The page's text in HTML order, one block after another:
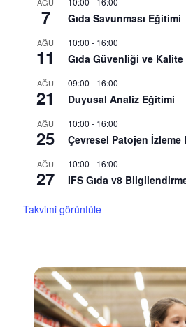
7 Gıda Savunması Eğitimi
AĞU
11
10:00 - 16:00
Gıda Güvenliği ve
AĞU
21
09:00 - 16:00
Duyusal Analiz Eğitimi
AĞU
25
10:00 - 16:00
Çevresel Patojen İzleme
AĞU
27
10:00 - 16:00
IFS Gıda v8
Takvimi görüntüle